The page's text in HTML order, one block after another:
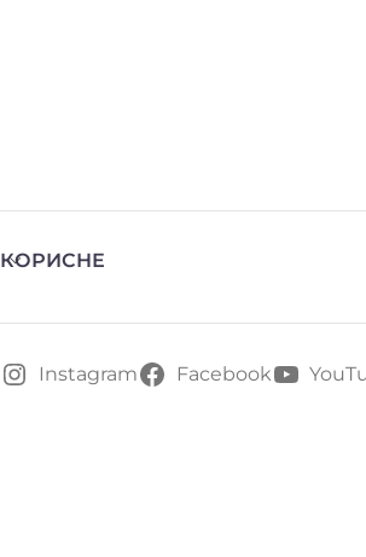
КОРИСНЕ
Instagram Facebook